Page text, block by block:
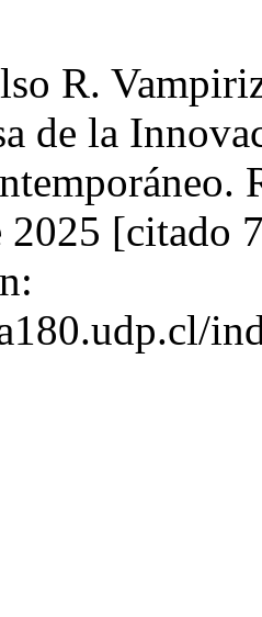
R.
de la
2025 [citado